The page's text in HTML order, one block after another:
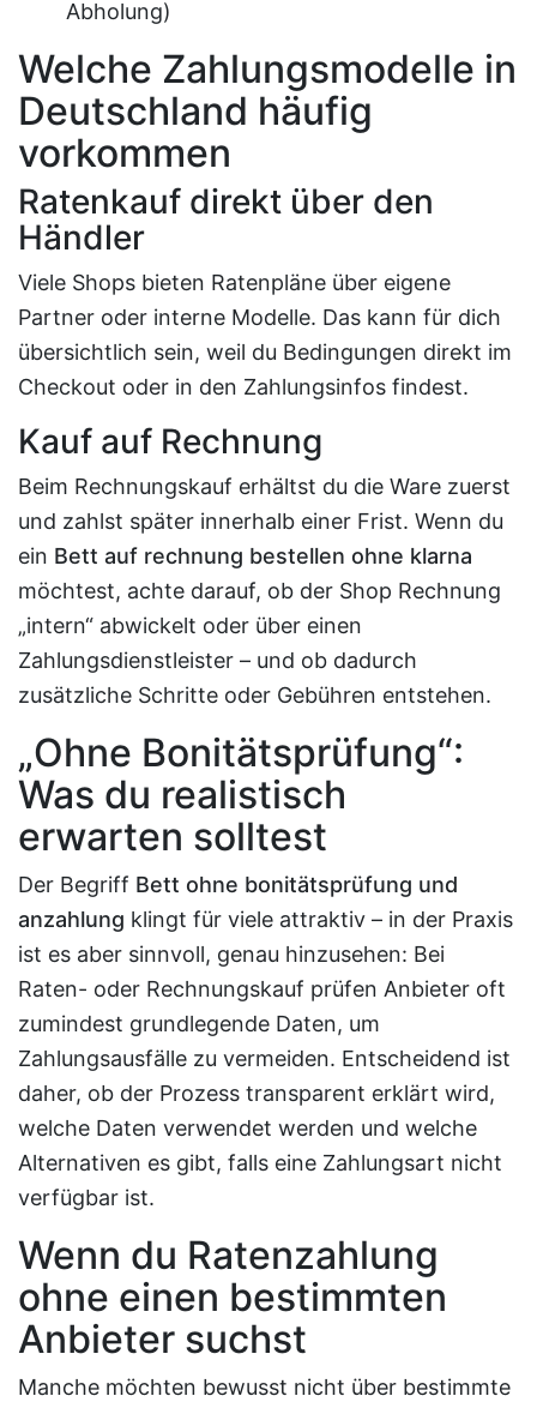
Abholung)
Welche Zahlungsmodelle in
Deutschland häufig
vorkommen
Ratenkauf direkt über den
Händler
Viele Shops bieten Ratenpläne über eigene
Partner oder interne Modelle. Das kann für dich
übersichtlich sein, weil du Bedingungen direkt im
Checkout oder in den Zahlungsinfos findest.
Kauf auf Rechnung
Beim Rechnungskauf erhältst du die Ware zuerst
und zahlst später innerhalb einer Frist. Wenn du
ein Bett auf rechnung bestellen ohne klarna
möchtest, achte darauf, ob der Shop Rechnung
„intern“ abwickelt oder über einen
Zahlungsdienstleister – und ob dadurch
zusätzliche Schritte oder Gebühren entstehen.
„Ohne Bonitätsprüfung“:
Was du realistisch
erwarten solltest
Der Begriff Bett ohne bonitätsprüfung und
anzahlung klingt für viele attraktiv – in der Praxis
ist es aber sinnvoll, genau hinzusehen: Bei
Raten- oder Rechnungskauf prüfen Anbieter oft
zumindest grundlegende Daten, um
Zahlungsausfälle zu vermeiden. Entscheidend ist
daher, ob der Prozess transparent erklärt wird,
welche Daten verwendet werden und welche
Alternativen es gibt, falls eine Zahlungsart nicht
verfügbar ist.
Wenn du Ratenzahlung
ohne einen bestimmten
Anbieter suchst
Manche möchten bewusst nicht über bestimmte